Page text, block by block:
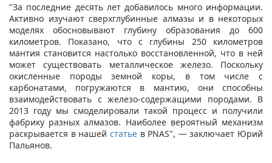
"За последние десять лет добавилось много информации.
Активно изучают сверхглубинные алмазы и в некоторых
моделях обосновывают глубину образования до 600
километров. Показано, что с глубины 250 километров
мантия становится настолько восстановленной, что в ней
может существовать металлическое железо. Поскольку
окисленные породы земной коры, в том числе с
карбонатами, погружаются в мантию, они способны
взаимодействовать с железо-содержащими породами. В
2013 году мы смоделировали такой процесс и получили
фабрику разных алмазов. Наиболее вероятный механизм
раскрывается в нашей статьев PNAS", — заключает Юрий
Пальянов.